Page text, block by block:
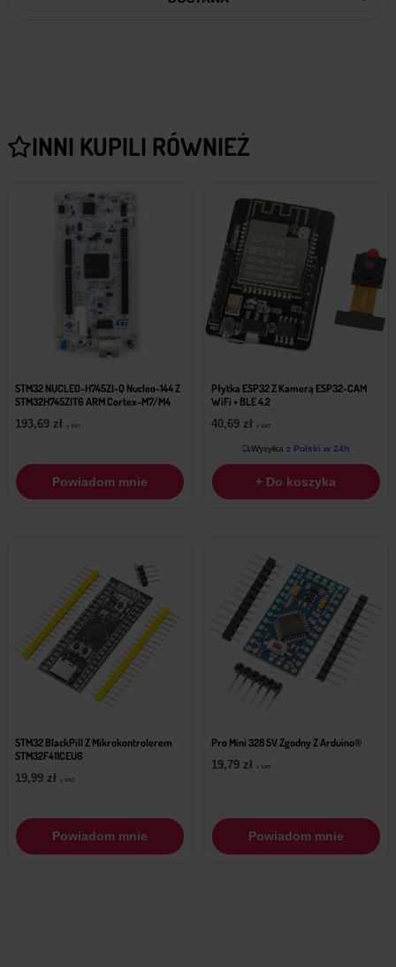
INNI KUPILI RÓWNIEŻ
STM32 NUCLEO-H745ZI-Q Nucleo-144 Z
STM32H745ZIT6 ARM Cortex-M7/M4
193,69 zł z VAT
Powiadom mnie
Płytka ESP32 Z Kamerą ESP32-CAM
WiFi + BLE 4.2
40,69 zł z VAT
Wysyłka z Polski w 24h
+ Do koszyka
STM32 BlackPill Z Mikrokontrolerem
STM32F411CEU6
19,99 zł z VAT
Powiadom mnie
Pro Mini 328 5V Zgodny Z Arduino®
19,79 zł z VAT
Powiadom mnie